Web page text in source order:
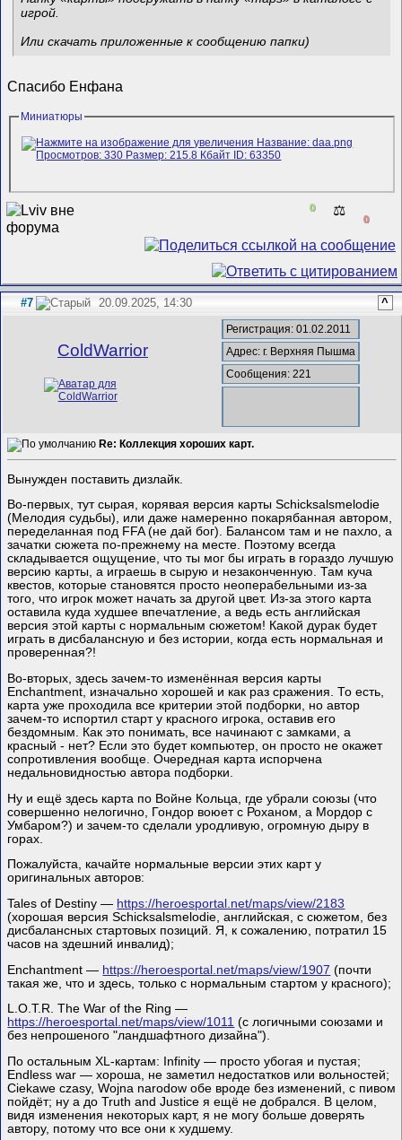
игрой.
Или скачать приложенные к сообщению папки)
Спасибо Енфана
Миниатюры
0 ⚖️
0
#7 20.09.2025, 14:30 ^
ColdWarrior
Регистрация: 01.02.2011
Адрес: г. Верхняя Пышма
Сообщения: 221
Re: Коллекция хороших карт.
Вынужден поставить дизлайк.
Во-первых, тут сырая, корявая версия карты Schicksalsmelodie
(Мелодия судьбы), или даже намеренно покарябанная автором,
переделанная под FFA (не дай бог). Балансом там и не пахло, а
зачатки сюжета по-прежнему на месте. Поэтому всегда
складывается ощущение, что ты мог бы играть в гораздо лучшую
версию карты, а играешь в сырую и незаконченную. Там куча
квестов, которые становятся просто неоперабельными из-за
того, что игрок может начать за другой цвет. Из-за этого карта
оставила куда худшее впечатление, а ведь есть английская
версия этой карты с нормальным сюжетом! Какой дурак будет
играть в дисбалансную и без истории, когда есть нормальная и
проверенная?!
Во-вторых, здесь зачем-то изменённая версия карты
Enchantment, изначально хорошей и как раз сражения. То есть,
карта уже проходила все критерии этой подборки, но автор
зачем-то испортил старт у красного игрока, оставив его
бездомным. Как это понимать, все начинают с замками, а
красный - нет? Если это будет компьютер, он просто не окажет
сопротивления вообще. Очередная карта испорчена
недальновидностью автора подборки.
Ну и ещё здесь карта по Войне Кольца, где убрали союзы (что
совершенно нелогично, Гондор воюет с Роханом, а Мордор с
Умбаром?) и зачем-то сделали уродливую, огромную дыру в
горах.
Пожалуйста, качайте нормальные версии этих карт у
оригинальных авторов:
Tales of Destiny — https://heroesportal.net/maps/view/2183
(хорошая версия Schicksalsmelodie, английская, с сюжетом, без
дисбалансных стартовых позиций. Я, к сожалению, потратил 15
часов на здешний инвалид);
Enchantment — https://heroesportal.net/maps/view/1907 (почти
такая же, что и здесь, только с нормальным стартом у красного);
L.O.T.R. The War of the Ring —
https://heroesportal.net/maps/view/1011 (с логичными союзами и
без непрошеного "ландшафтного дизайна").
По остальным XL-картам: Infinity — просто убогая и пустая;
Endless war — хороша, не заметил недостатков или вольностей;
Ciekawe czasy, Wojna narodow обе вроде без изменений, с пивом
пойдёт; ну а до Truth and Justice я ещё не добрался. В целом,
видя изменения некоторых карт, я не могу больше доверять
автору, потому что все они к худшему.